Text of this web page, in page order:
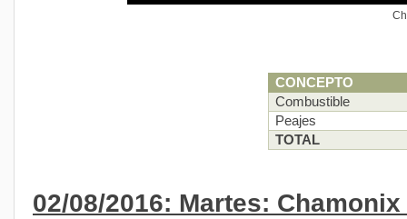
CONCEPTO
Combustible
Peajes
TOTAL
02/08/2016: Martes: